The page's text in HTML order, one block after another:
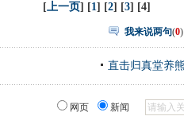
[上一页] [1] [2] [3] [4]
我来说两句(0)
直击归真堂养
网页 新闻